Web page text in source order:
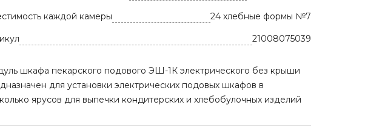
каждой камеры 24 хлебные формы №7
21008075039
шкафа пекарского подового ЭШ-1К электрического без крыши
для установки электрических подовых шкафов в
ярусов для выпечки кондитерских и хлебобулочных изделий